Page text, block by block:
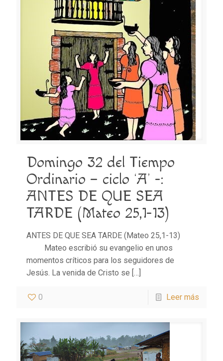
Domingo 32 del Tiempo
Ordinario – ciclo ‘A’ -:
ANTES DE QUE SEA
TARDE (Mateo 25,1-13)
ANTES DE QUE SEA TARDE (Mateo 25,1-13)
Mateo escribió su evangelio en unos
momentos críticos para los seguidores de
Jesús. La venida de Cristo se […]
0 Leer más